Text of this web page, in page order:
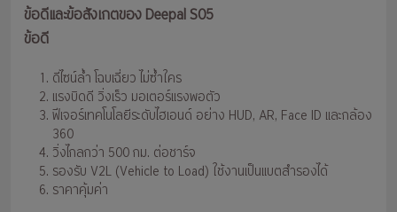
ข้อดีและข้อสังเกตของ Deepal S05
ข้อดี
ดีไซน์ล้ำ โฉบเฉี่ยว ไม่ซ้ำใคร
แรงบิดดี วิ่งเร็ว มอเตอร์แรงพอตัว
ฟีเจอร์เทคโนโลยีระดับไฮเอนด์ อย่าง HUD, AR, Face ID และกล้อง
360
วิ่งไกลกว่า 500 กม. ต่อชาร์จ
รองรับ V2L (Vehicle to Load) ใช้งานเป็นแบตสำรองได้
ราคาคุ้มค่า